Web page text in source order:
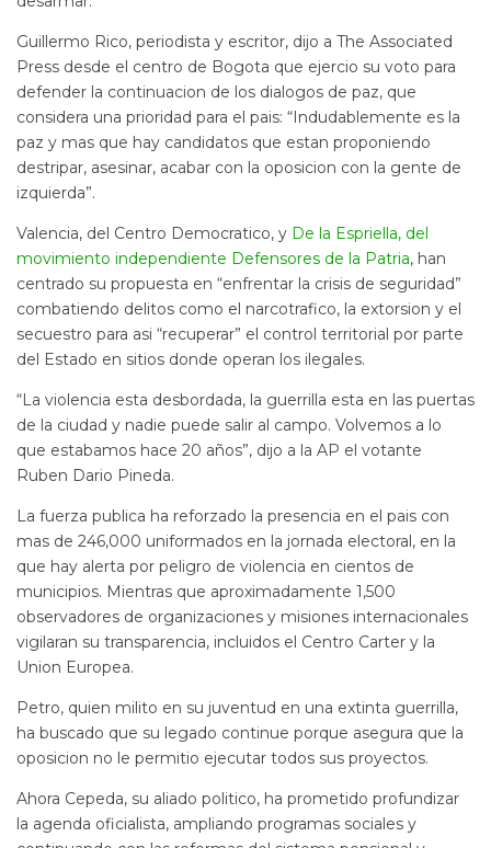
Guillermo Rico, periodista y escritor, dijo a The Associated
Press desde el centro de Bogota que ejercio su voto para
defender la continuacion de los dialogos de paz, que
considera una prioridad para el pais: “Indudablemente es la
paz y mas que hay candidatos que estan proponiendo
destripar, asesinar, acabar con la oposicion con la gente de
izquierda”.
Valencia, del Centro Democratico, y De la Espriella, del
movimiento independiente Defensores de la Patria, han
centrado su propuesta en “enfrentar la crisis de seguridad”
combatiendo delitos como el narcotrafico, la extorsion y el
secuestro para asi “recuperar” el control territorial por parte
del Estado en sitios donde operan los ilegales.
“La violencia esta desbordada, la guerrilla esta en las puertas
de la ciudad y nadie puede salir al campo. Volvemos a lo
que estabamos hace 20 años”, dijo a la AP el votante
Ruben Dario Pineda.
La fuerza publica ha reforzado la presencia en el pais con
mas de 246,000 uniformados en la jornada electoral, en la
que hay alerta por peligro de violencia en cientos de
municipios. Mientras que aproximadamente 1,500
observadores de organizaciones y misiones internacionales
vigilaran su transparencia, incluidos el Centro Carter y la
Union Europea.
Petro, quien milito en su juventud en una extinta guerrilla,
ha buscado que su legado continue porque asegura que la
oposicion no le permitio ejecutar todos sus proyectos.
Ahora Cepeda, su aliado politico, ha prometido profundizar
la agenda oficialista, ampliando programas sociales y